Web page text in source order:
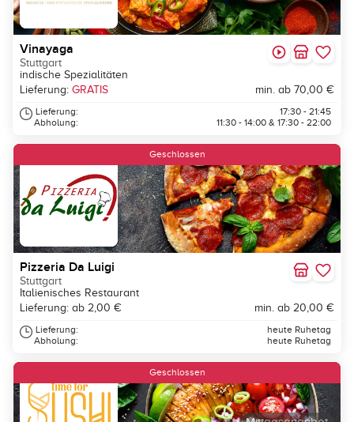
Vinayaga
Stuttgart
indische Spezialitäten
Lieferung: GRATIS min. ab 70,00 €
Lieferung:
Abholung:
17:30 - 21:45
11:30 - 14:00 & 17:30 - 22:00
Geschlossen
Pizzeria Da Luigi
Stuttgart
Italienisches Restaurant
Lieferung: ab 2,00 €
min. ab 20,00 €
Lieferung:
Abholung:
heute Ruhetag
heute Ruhetag
Geschlossen